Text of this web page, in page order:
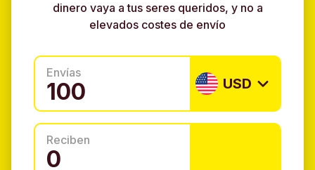
dinero vaya a tus seres queridos, y no a
elevados costes de envío
Envías
USD
Reciben